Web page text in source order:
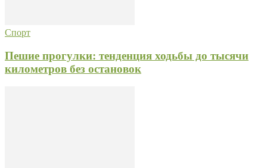
Спорт
Пешие прогулки: тенденция ходьбы до тысячи
километров без остановок